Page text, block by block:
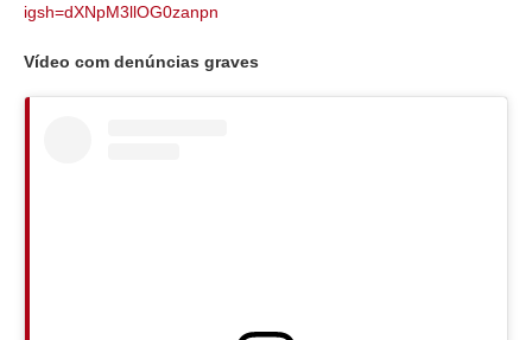
igsh=dXNpM3llOG0zanpn
Vídeo com denúncias graves